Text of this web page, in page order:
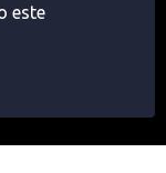
este